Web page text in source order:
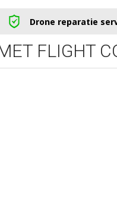
Drone reparatie
FLIGHT